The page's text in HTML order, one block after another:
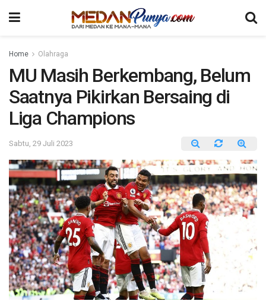
Home Olahraga
MU Masih Berkembang, Belum
Saatnya Pikirkan Bersaing di
Liga Champions
Sabtu, 29 Juli 2023